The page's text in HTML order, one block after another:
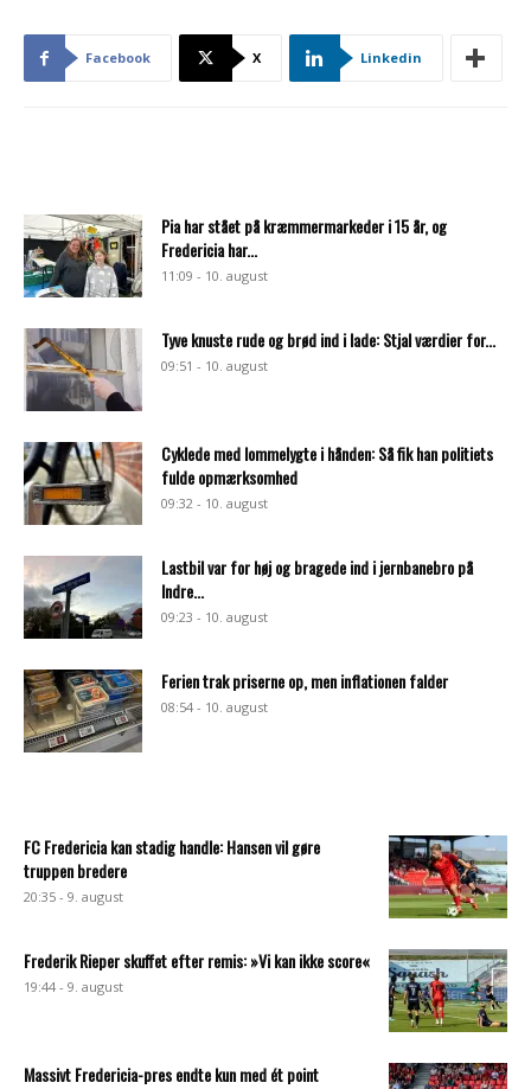
Facebook X Linkedin
Pia har stået på kræmmermarkeder i 15 år, og
Fredericia har...
11:09 - 10. august
Tyve knuste rude og brød ind i lade: Stjal værdier for...
09:51 - 10. august
Cyklede med lommelygte i hånden: Så fik han politiets
fulde opmærksomhed
09:32 - 10. august
Lastbil var for høj og bragede ind i jernbanebro på
Indre...
09:23 - 10. august
Ferien trak priserne op, men inflationen falder
08:54 - 10. august
FC Fredericia kan stadig handle: Hansen vil gøre
truppen bredere
20:35 - 9. august
Frederik Rieper skuffet efter remis: »Vi kan ikke score«
19:44 - 9. august
Massivt Fredericia-pres endte kun med ét point